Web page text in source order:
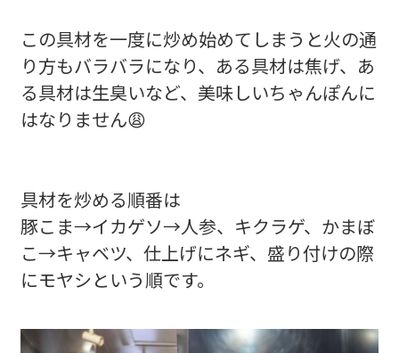
この具材を一度に炒め始めてしまうと火の通
り方もバラバラになり、ある具材は焦げ、あ
る具材は生臭いなど、美味しいちゃんぽんに
はなりません😩
具材を炒める順番は
豚こま→イカゲソ→人参、キクラゲ、かまぼ
こ→キャベツ、仕上げにネギ、盛り付けの際
にモヤシという順です。